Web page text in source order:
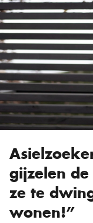
gijzelen
ze te
wonen!”